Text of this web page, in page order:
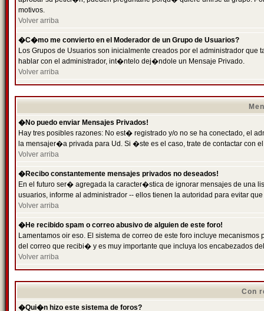
motivos.
Volver arriba
�C�mo me convierto en el Moderador de un Grupo de Usuarios?
Los Grupos de Usuarios son inicialmente creados por el administrador
hablar con el administrador, int�ntelo dej�ndole un Mensaje Privado.
Volver arriba
�No puedo enviar Mensajes Privados!
Hay tres posibles razones: No est� registrado y/o no se ha conectado, el
la mensajer�a privada para Ud. Si �ste es el caso, trate de contactar con
Volver arriba
�Recibo constantemente mensajes privados no deseados!
En el futuro ser� agregada la caracter�stica de ignorar mensajes de una
usuarios, informe al administrador -- ellos tienen la autoridad para evitar
Volver arriba
�He recibido spam o correo abusivo de alguien de este foro!
Lamentamos oir eso. El sistema de correo de este foro incluye
del correo que recibi� y es muy importante que incluya los encabezados
Volver arriba
Con
�Qui�n hizo este sistema de foros?